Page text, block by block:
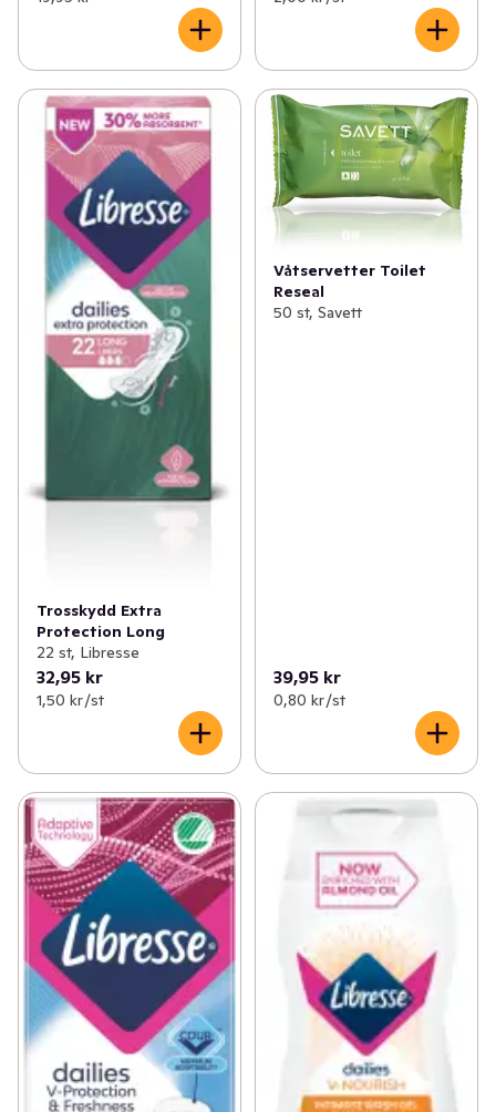
Trosskydd Extra
Protection Long
22 st, Libresse
32,95 kr
1,50 kr /st
Våtservetter Toilet
Reseal
50 st, Savett
39,95 kr
0,80 kr /st